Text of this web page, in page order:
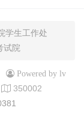
学生工作处
试院
Powered by lv
350002